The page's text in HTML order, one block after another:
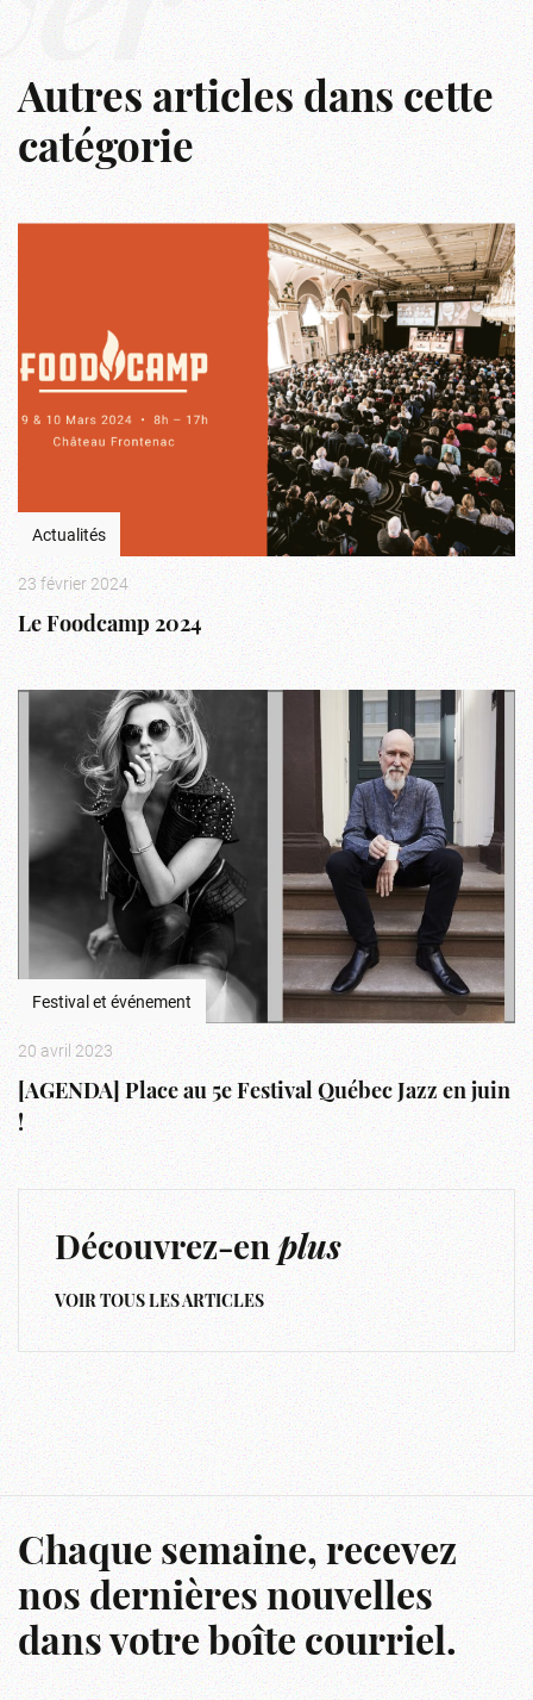
Autres articles dans cette
catégorie
Actualités
23 février 2024
Le Foodcamp 2024
Festival et événement
20 avril 2023
[AGENDA] Place au 5e Festival Québec Jazz en juin
!
Découvrez-enplus
VOIR TOUS LES ARTICLES
Chaque semaine, recevez
nos dernières nouvelles
dans votre boîte courriel.